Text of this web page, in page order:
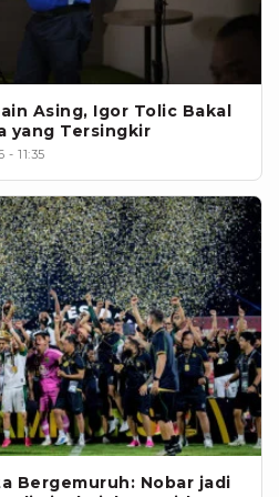
Asing, Igor Tolic Bakal
yang Tersingkir
- 11:35
Bergemuruh: Nobar jadi